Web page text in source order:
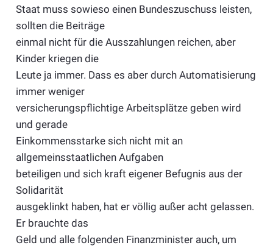
Staat muss sowieso einen Bundeszuschuss leisten,
sollten die Beiträge
einmal nicht für die Ausszahlungen reichen, aber
Kinder kriegen die
Leute ja immer. Dass es aber durch Automatisierung
immer weniger
versicherungspflichtige Arbeitsplätze geben wird
und gerade
Einkommensstarke sich nicht mit an
allgemeinsstaatlichen Aufgaben
beteiligen und sich kraft eigener Befugnis aus der
Solidarität
ausgeklinkt haben, hat er völlig außer acht gelassen.
Er brauchte das
Geld und alle folgenden Finanzminister auch, um